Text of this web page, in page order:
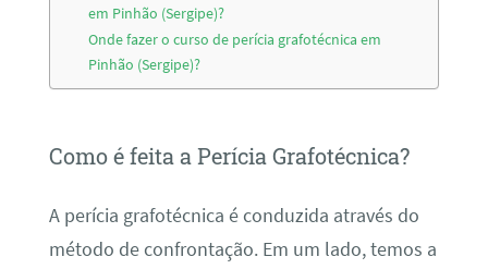
em Pinhão (Sergipe)?
Onde fazer o curso de perícia grafotécnica em
Pinhão (Sergipe)?
Como é feita a Perícia Grafotécnica?
A perícia grafotécnica é conduzida através do
método de confrontação. Em um lado, temos a